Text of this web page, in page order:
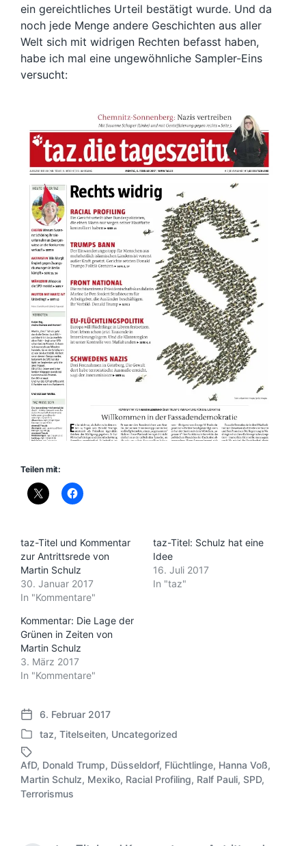
ein gereichtliches Urteil bestätigt wurde. Und da
noch jede Menge andere Geschichten aus aller
Welt sich mit widrigen Rechten befasst haben,
habe ich mal eine ungewöhnliche Sampler-Eins
versucht:
Teilen mit:
taz-Titel und Kommentar
zur Antrittsrede von
Martin Schulz
30. Januar 2017
In "Kommentare"
taz-Titel: Schulz hat eine
Idee
16. Juli 2017
In "taz"
Kommentar: Die Lage der
Grünen in Zeiten von
Martin Schulz
3. März 2017
In "Kommentare"
V
e
r
ö
f
f
6. Februar 2017
V
e
r
ö
f
taz, Titelseiten, Uncategorized
S
c
AfD, Donald Trump, Düsseldorf, Flüchtlinge, Hanna Voß,
Martin Schulz, Mexiko, Racial Profiling, Ralf Pauli, SPD,
Terrorismus